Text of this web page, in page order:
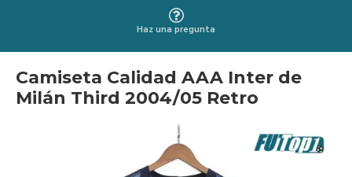
Haz una pregunta
Camiseta Calidad AAA Inter de
Milán Third 2004/05 Retro